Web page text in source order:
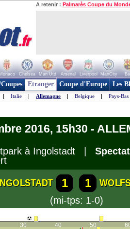
A retenir : Palmarès Coupe du
Monaco Chelsea Man Utd Arsenal Liverpool ManCity
Etranger Coupe d'Europe Les
| Italie | Allemagne | Belgique | Pays-Bas
2016, 15h30 -
à Ingolstadt |
1 1
(mi-tps: 1-0)
30 40 50